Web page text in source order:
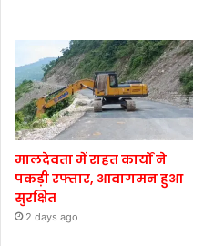
मालदेवता में राहत कार्यों ने
पकड़ी रफ्तार, आवागमन हुआ
सुरक्षित
2 days ago